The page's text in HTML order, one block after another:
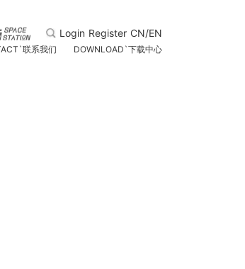
`联系我们 DOWNLOAD `下载中心
Login Register CN/EN